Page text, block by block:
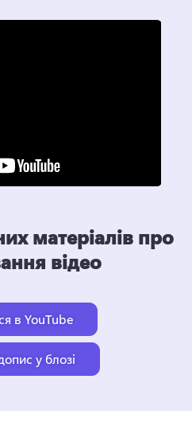
матеріалів про
відео
в YouTube
у блозі